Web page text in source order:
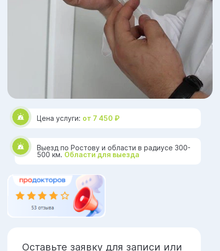
Цена услуги: от 7 450 ₽
Выезд по Ростову и области в радиусе 300-
500 км. Области для выезда
Оставьте заявку для записи или